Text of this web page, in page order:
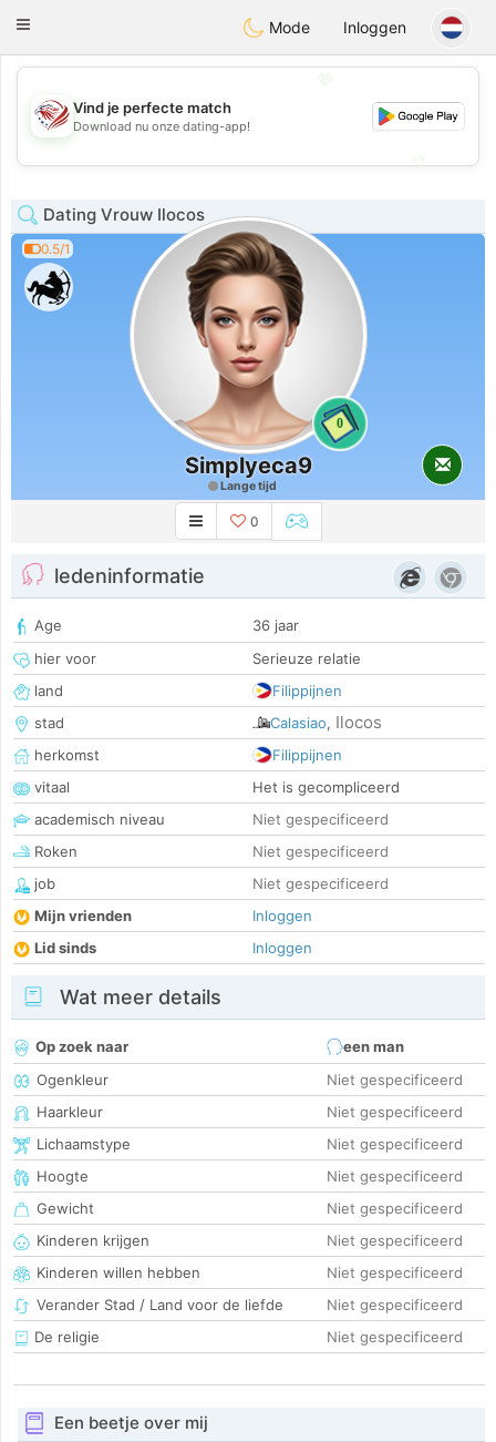
StatesDating
Toggle
Mode Inloggen
💖
💕
Vind je perfecte match
Download nu onze dating-app!
Dating Vrouw Ilocos
0.5/1
0
Simplyeca9
Lange tijd
0
ledeninformatie
Age
36 jaar
hier voor
Serieuze relatie
land
Filippijnen
stad
Calasiao, Ilocos
herkomst
Filippijnen
vitaal
Het is gecompliceerd
academisch niveau
Niet gespecificeerd
Roken
Niet gespecificeerd
job
Niet gespecificeerd
Mijn vrienden
Inloggen
Lid sinds
Inloggen
Wat meer details
Op zoek naar
een man
Ogenkleur
Niet gespecificeerd
Haarkleur
Niet gespecificeerd
Lichaamstype
Niet gespecificeerd
Hoogte
Niet gespecificeerd
Gewicht
Niet gespecificeerd
Kinderen krijgen
Niet gespecificeerd
Kinderen willen hebben
Niet gespecificeerd
Verander Stad / Land voor de liefde
Niet gespecificeerd
De religie
Niet gespecificeerd
Een beetje over mij